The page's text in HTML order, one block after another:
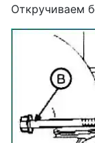
Откручиваем